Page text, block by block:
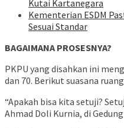
Kutai Kartanegara
Kementerian ESDM
Sesuai Standar
BAGAIMANA PROSESNYA?
PKPU yang disahkan ini
dan 70. Berikut suasana
“Apakah bisa kita setuji?
Ahmad Doli Kurnia, di